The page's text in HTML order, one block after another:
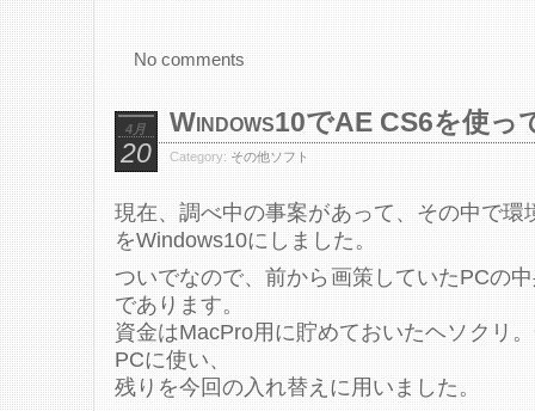
No comments
4月
20
Windows10でAE CS6を使っ
Category: その他ソフト
現在、調べ中の事案があって、その中で環
をWindows10にしました。
ついでなので、前から画策していたPCの
であります。
資金はMacPro用に貯めておいたヘソクリ
PCに使い、
残りを今回の入れ替えに用いました。